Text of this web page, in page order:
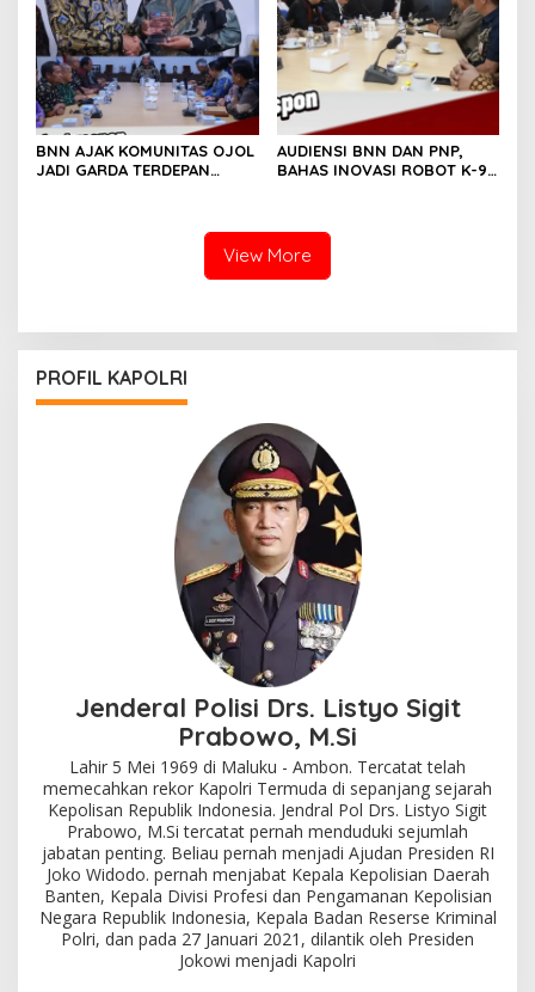
BNN AJAK KOMUNITAS OJOL
JADI GARDA TERDEPAN
AUDIENSI BNN DAN PNP,
BAHAS INOVASI ROBOT K-9
View More
PROFIL KAPOLRI
Jenderal Polisi Drs. Listyo Sigit
Prabowo, M.Si
Lahir 5 Mei 1969 di Maluku - Ambon. Tercatat telah
memecahkan rekor Kapolri Termuda di sepanjang sejarah
Kepolisan Republik Indonesia. Jendral Pol Drs. Listyo Sigit
Prabowo, M.Si tercatat pernah menduduki sejumlah
jabatan penting. Beliau pernah menjadi Ajudan Presiden RI
Joko Widodo. pernah menjabat Kepala Kepolisian Daerah
Banten, Kepala Divisi Profesi dan Pengamanan Kepolisian
Negara Republik Indonesia, Kepala Badan Reserse Kriminal
Polri, dan pada 27 Januari 2021, dilantik oleh Presiden
Jokowi menjadi Kapolri